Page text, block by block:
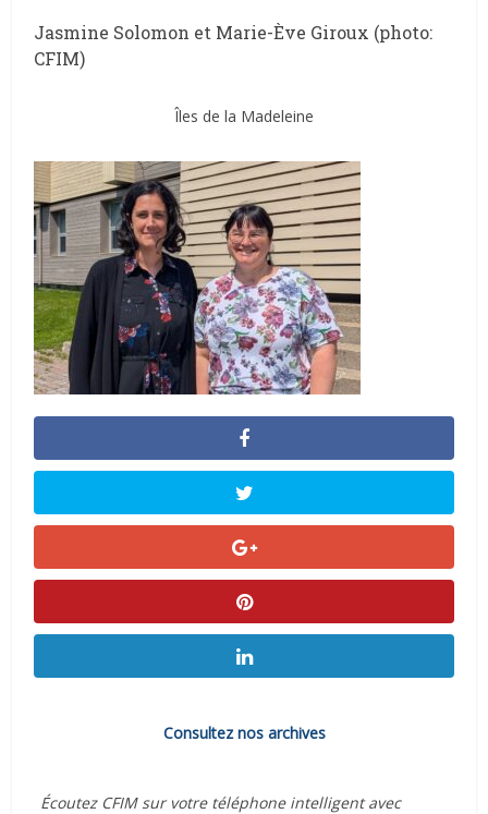
Jasmine Solomon et Marie-Ève Giroux (photo:
CFIM)
Îles de la Madeleine
Consultez nos archives
Écoutez CFIM sur votre téléphone intelligent avec